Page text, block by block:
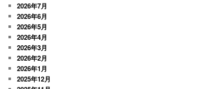
2026年7月
2026年6月
2026年5月
2026年4月
2026年3月
2026年2月
2026年1月
2025年12月